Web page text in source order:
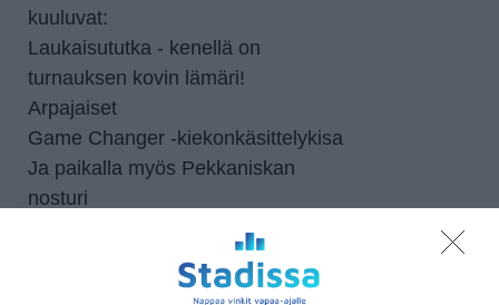
kuuluvat:
Laukaisututka - kenellä on
turnauksen kovin lämäri!
Arpajaiset
Game Changer -kiekonkäsittelykisa
Ja paikalla myös Pekkaniskan
nosturi
https://www.gameresultsonline.com/
karhu-kissat-u11-cats-bears-